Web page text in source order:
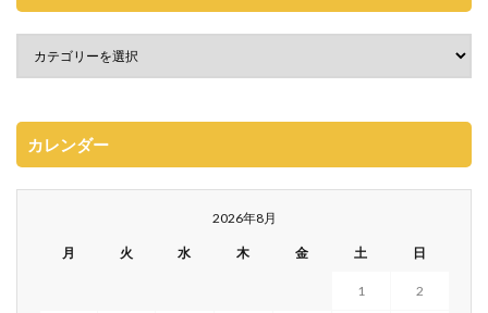
カレンダー
2026年8月
月 火 水 木 金 土 日
1 2